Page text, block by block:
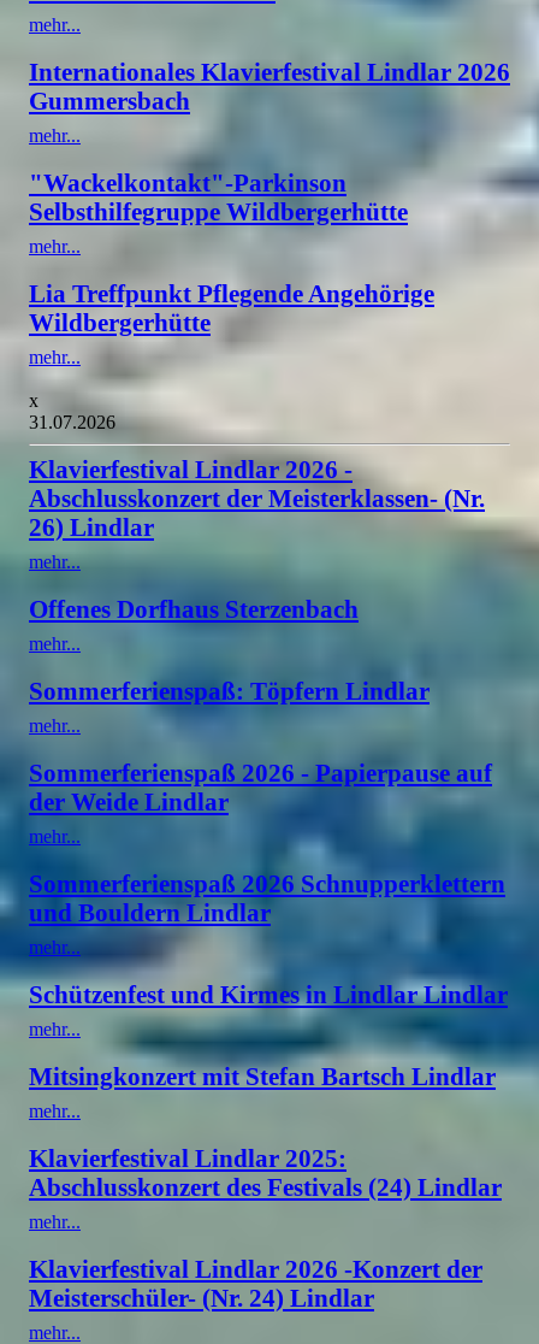
mehr...
Internationales Klavierfestival Lindlar 2026
Gummersbach
mehr...
"Wackelkontakt"-Parkinson
Selbsthilfegruppe Wildbergerhütte
mehr...
Lia Treffpunkt Pflegende Angehörige
Wildbergerhütte
mehr...
x
31.07.2026
Klavierfestival Lindlar 2026 -
Abschlusskonzert der Meisterklassen- (Nr.
26) Lindlar
mehr...
Offenes Dorfhaus Sterzenbach
mehr...
Sommerferienspaß: Töpfern Lindlar
mehr...
Sommerferienspaß 2026 - Papierpause auf
der Weide Lindlar
mehr...
Sommerferienspaß 2026 Schnupperklettern
und Bouldern Lindlar
mehr...
Schützenfest und Kirmes in Lindlar Lindlar
mehr...
Mitsingkonzert mit Stefan Bartsch Lindlar
mehr...
Klavierfestival Lindlar 2025:
Abschlusskonzert des Festivals (24) Lindlar
mehr...
Klavierfestival Lindlar 2026 -Konzert der
Meisterschüler- (Nr. 24) Lindlar
mehr...